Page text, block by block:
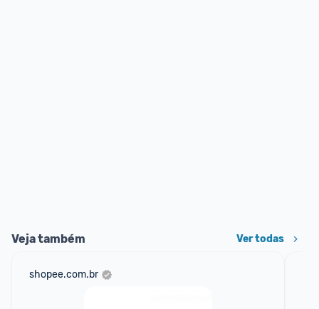
Veja também Ver todas
shopee.com.br